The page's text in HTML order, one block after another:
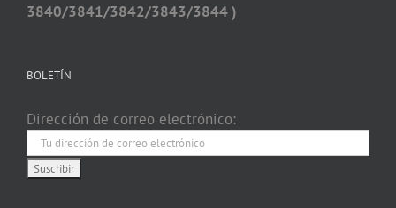
3840/3841/3842/3843/3844 )
BOLETÍN
Dirección de correo electrónico: